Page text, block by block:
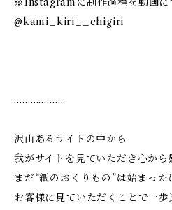
@kami_kiri__chigiri
………………
沢山あるサイトの中から
我がサイトを見ていただき心から
まだ“紙のおくりもの”は始まった
お客様に見ていただくことで一歩